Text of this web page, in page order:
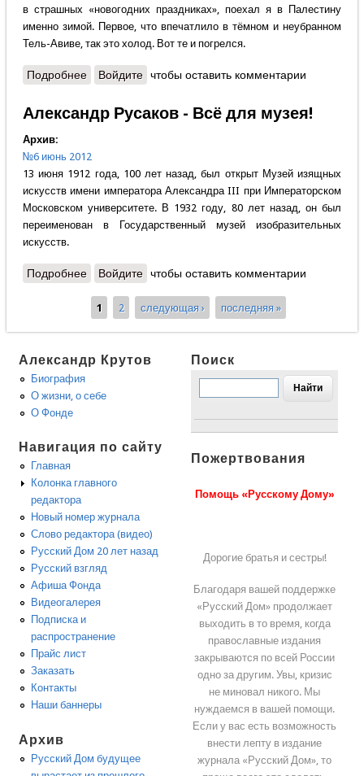
в страшных «новогодних праздниках», поехал я в Палестину
именно зимой. Первое, что впечатлило в тёмном и неубранном
Тель-Авиве, так это холод. Вот те и погрелся.
Подробнеео Пётр Давыдов - Мир тесен
Войдите чтобы оставить комментарии
Александр Русаков - Всё для музея!
Архив:
№6 июнь 2012
13 июня 1912 года, 100 лет назад, был открыт Музей изящных
искусств имени императора Александра III при Императорском
Московском университете. В 1932 году, 80 лет назад, он был
переименован в Государственный музей изобразительных
искусств.
Подробнеео Александр Русаков - Всё для музея!
Войдите чтобы оставить комментарии
Страницы
1 2 следующая › последняя »
Александр Крутов
Биография
О жизни, о себе
О Фонде
Навигация по сайту
Главная
Колонка главного
редактора
Новый номер журнала
Слово редактора (видео)
Русский Дом 20 лет назад
Русский взгляд
Афиша Фонда
Видеогалерея
Подписка и
распространение
Прайс лист
Заказать
Контакты
Наши баннеры
Архив
Русский Дом будущее
Поиск
Пожертвования
Помощь «Русскому Дому»
Дорогие братья и сестры!
Благодаря вашей поддержке
«Русский Дом» продолжает
выходить в то время, когда
православные издания
закрываются по всей России
одно за другим. Увы, кризис
не миновал никого. Мы
нуждаемся в вашей помощи.
Если у вас есть возможность
внести лепту в издание
журнала «Русский Дом», то